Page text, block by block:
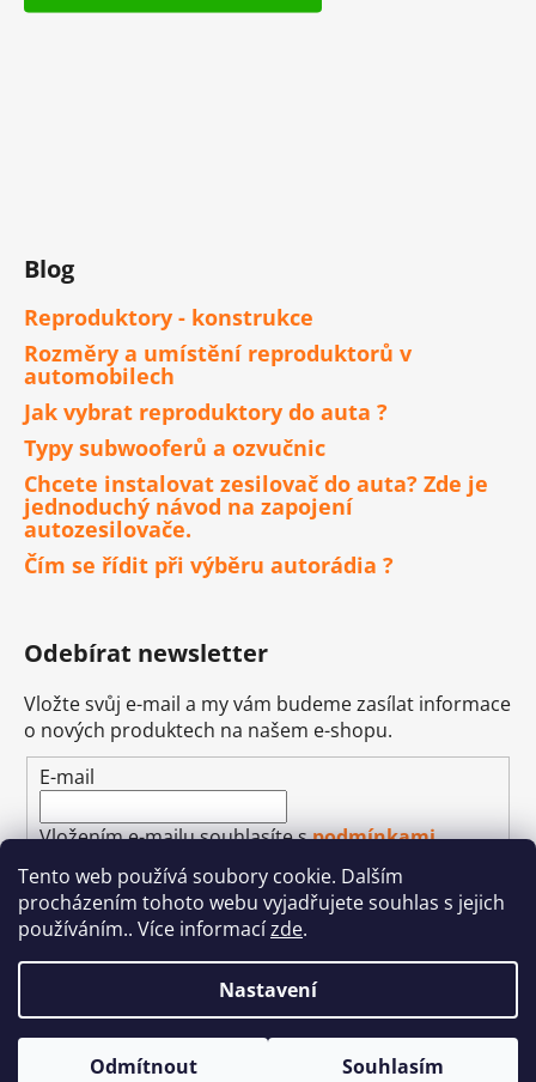
Tento web používá soubory cookie. Dalším
procházením tohoto webu vyjadřujete souhlas s jejich
používáním.. Více informacízde.
Nastavení
Odmítnout Souhlasím
Blog
Reproduktory - konstrukce
Rozměry a umístění reproduktorů v
automobilech
Jak vybrat reproduktory do auta ?
Typy subwooferů a ozvučnic
Chcete instalovat zesilovač do auta? Zde je
jednoduchý návod na zapojení
autozesilovače.
Čím se řídit při výběru autorádia ?
Odebírat newsletter
Vložte svůj e-mail a my vám budeme zasílat informace
o nových produktech na našem e-shopu.
E-mail
Vložením e-mailu souhlasíte spodmínkami
ochrany osobních údajů
PŘIHLÁSIT SE
Vytvořil Shoptet&Betechnik
Copyright 2026
. Všechna práva